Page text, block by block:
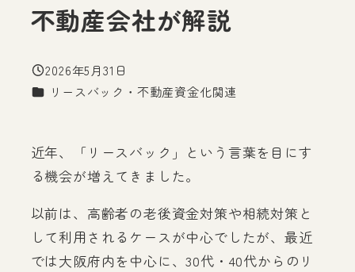
不動産会社が解説
投稿日
2026年5月31日
カテゴリー
リースバック・不動産資金化関連
近年、「リースバック」という言葉を目にす
る機会が増えてきました。
以前は、高齢者の老後資金対策や相続対策と
して利用されるケースが中心でしたが、最近
では大阪府内を中心に、30代・40代からのリ